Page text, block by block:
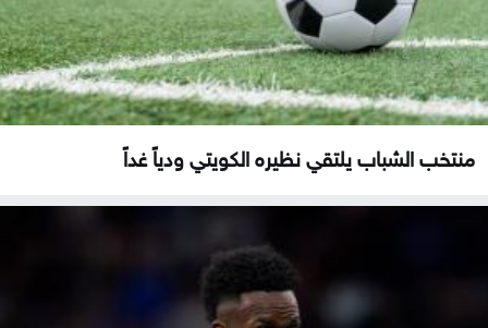
منتخب الشباب يلتقي نظيره الكويتي ودياً غداً